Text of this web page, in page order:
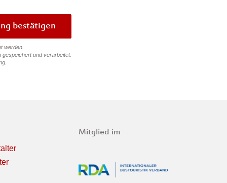
Bewertung bestätigen
werden.
und verarbeitet.
Mitglied im